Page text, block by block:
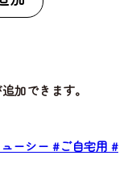
加できます。
ーシー #ご自宅用 #